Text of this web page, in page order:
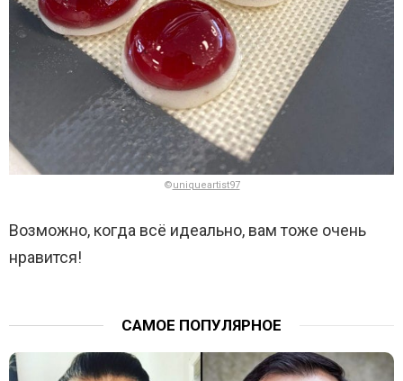
©uniqueartist97
Возможно, когда всё идеально, вам тоже очень
нравится!
САМОЕ ПОПУЛЯРНОЕ